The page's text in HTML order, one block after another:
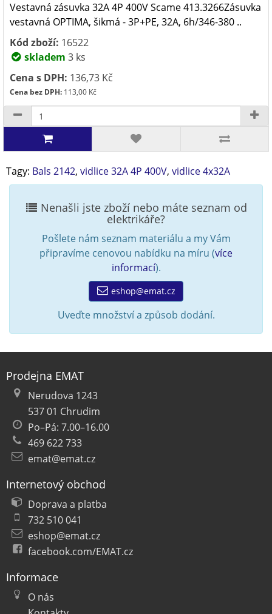
Vestavná zásuvka 32A 4P 400V Scame 413.3266Zásuvka
vestavná OPTIMA, šikmá - 3P+PE, 32A, 6h/346-380 ..
Kód zboží: 16522
skladem 3 ks
Cena s DPH: 136,73 Kč
Cena bez DPH: 113,00 Kč
Tagy: Bals 2142, vidlice 32A 4P 400V, vidlice 4x32A
Nenašli jste zboží nebo máte seznam od
elektrikáře?
Pošlete nám seznam materiálu a my Vám
připravíme cenovou nabídku na míru (více
informací).
eshop@emat.cz
Uveďte množství a způsob dodání.
Prodejna EMAT
Nerudova 1243
537 01 Chrudim
Po–Pá: 7.00–16.00
469 622 733
emat@emat.cz
Internetový obchod
Doprava a platba
732 510 041
eshop@emat.cz
facebook.com/EMAT.cz
Informace
O nás